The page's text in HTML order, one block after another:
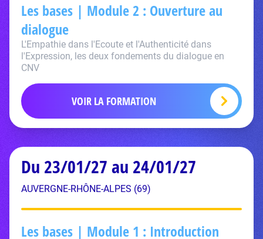
Les bases | Module 2 : Ouverture au
dialogue
L'Empathie dans l'Ecoute et l'Authenticité dans
l'Expression, les deux fondements du dialogue en
CNV
VOIR LA FORMATION
Du 23/01/27 au 24/01/27
AUVERGNE-RHÔNE-ALPES (69)
Les bases | Module 1 : Introduction